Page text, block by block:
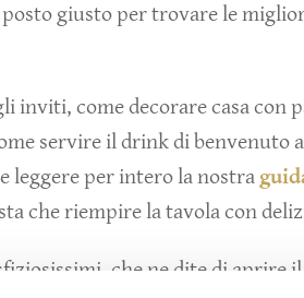
posto giusto per trovare le
inviti, come decorare casa con
servire il drink di benvenuto
leggere per intero la nostra
che riempire la tavola con
che ne dite di aprire